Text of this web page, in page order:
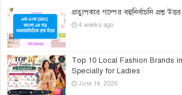
প্রত্যুপকার গল্পের বহুনির্বাচনি প্রশ্ন উত্তর
4 weeks ago
Top 10 Local Fashion Brands
Specially for Ladies
June 14, 2026